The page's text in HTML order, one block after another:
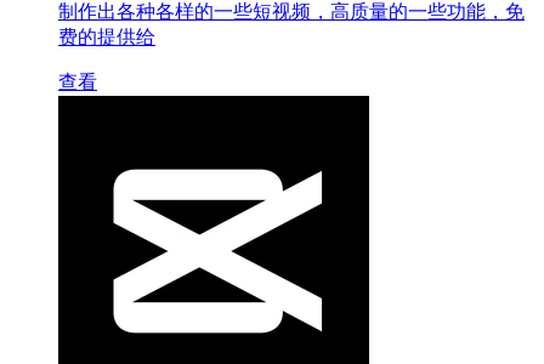
制作出各种各样的一些短视频，高质量的一些功能，免
费的提供给
查看